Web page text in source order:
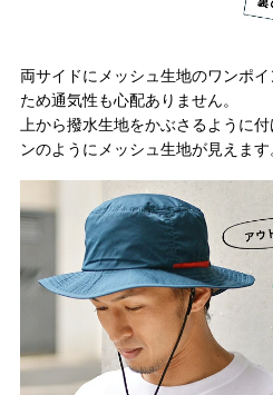
両サイドにメッシュ生地のワンポ
ため通気性も心配ありません。
上から撥水生地をかぶさるように
ンのようにメッシュ生地が見えます